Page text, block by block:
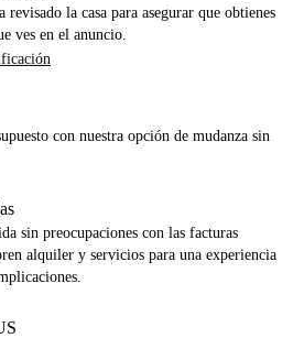
revisado la casa para asegurar que obtienes
ves en el anuncio.
con nuestra opción de mudanza sin
sin preocupaciones con las facturas
alquiler y servicios para una experiencia